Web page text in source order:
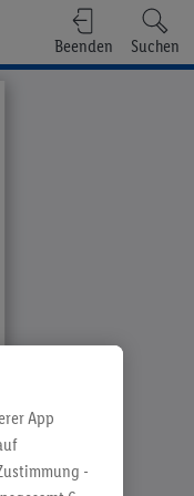
Beenden Suchen
App
-